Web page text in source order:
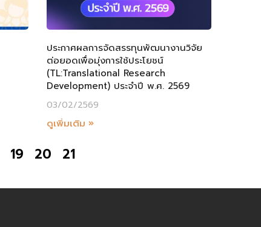
ประกาศผลการจัดสรรทุนพัฒนางานวิจัย
ต่อยอดเพื่อมุ่งการใช้ประโยชน์
(TL:Translational Research
Development) ประจำปี พ.ศ. 2569
03/02/2569
ดูเพิ่มเติม »
19 20 21